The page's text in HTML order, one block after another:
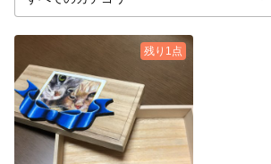
残り1点